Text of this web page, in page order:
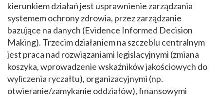
kierunkiem działań jest usprawnienie zarządzania
systemem ochrony zdrowia, przez zarządzanie
bazujące na danych (Evidence Informed Decision
Making). Trzecim działaniem na szczeblu centralnym
jest praca nad rozwiązaniami legislacyjnymi (zmiana
koszyka, wprowadzenie wskaźników jakościowych do
wyliczenia ryczałtu), organizacyjnymi (np.
otwieranie/zamykanie oddziałów), finansowymi